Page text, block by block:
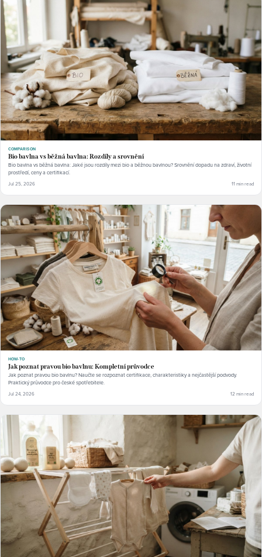
COMPARISON
Bio bavlna vs běžná bavlna: Rozdíly a srovnění
Bio bavlna vs běžná bavlna: Jaké jsou rozdíly mezi bio a běžnou bavlnou? Srovnění dopadu na zdraví, životní
prostředí, ceny a certifikací.
Jul 25, 2026 11 min read
HOW-TO
Jak poznat pravou bio bavlnu: Kompletní průvodce
Jak poznat pravou bio bavlnu? Naučte se rozpoznat certifikace, charakteristiky a nejčastější podvody.
Praktický průvodce pro české spotřebitele.
Jul 24, 2026 12 min read